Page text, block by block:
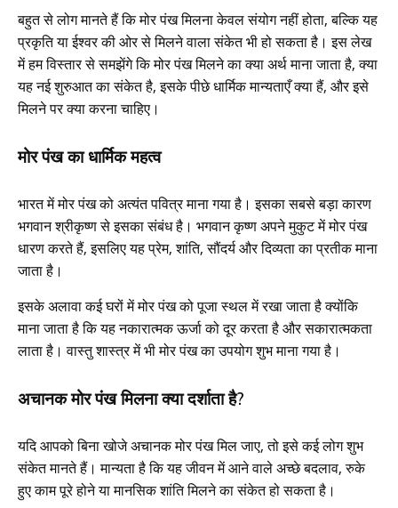
बहुत से लोग मानते हैं कि मोर पंख मिलना केवल संयोग नहीं होता, बल्कि यह
प्रकृति या ईश्वर की ओर से मिलने वाला संकेत भी हो सकता है। इस लेख
में हम विस्तार से समझेंगे कि मोर पंख मिलने का क्या अर्थ माना जाता है, क्या
यह नई शुरुआत का संकेत है, इसके पीछे धार्मिक मान्यताएँ क्या हैं, और इसे
मिलने पर क्या करना चाहिए।
मोर पंख का धार्मिक महत्व
भारत में मोर पंख को अत्यंत पवित्र माना गया है। इसका सबसे बड़ा कारण
भगवान श्रीकृष्ण से इसका संबंध है। भगवान कृष्ण अपने मुकुट में मोर पंख
धारण करते हैं, इसलिए यह प्रेम, शांति, सौंदर्य और दिव्यता का प्रतीक माना
जाता है।
इसके अलावा कई घरों में मोर पंख को पूजा स्थल में रखा जाता है क्योंकि
माना जाता है कि यह नकारात्मक ऊर्जा को दूर करता है और सकारात्मकता
लाता है। वास्तु शास्त्र में भी मोर पंख का उपयोग शुभ माना गया है।
अचानक मोर पंख मिलना क्या दर्शाता है?
यदि आपको बिना खोजे अचानक मोर पंख मिल जाए, तो इसे कई लोग शुभ
संकेत मानते हैं। मान्यता है कि यह जीवन में आने वाले अच्छे बदलाव, रुके
हुए काम पूरे होने या मानसिक शांति मिलने का संकेत हो सकता है।